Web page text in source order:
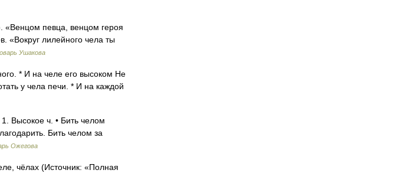
«Венцом певца, венцом героя
«Вокруг лилейного чела ты
Ушакова
* И на челе его высоком Не
у чела печи. * И на каждой
Высокое ч. • Бить челом
Бить челом за
Ожегова
чёлах (Источник: «Полная